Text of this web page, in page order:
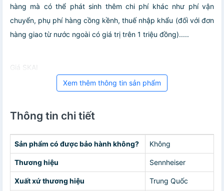
hàng mà có thể phát sinh thêm chi phí khác như phí vận
chuyển, phụ phí hàng cồng kềnh, thuế nhập khẩu (đối với đơn
hàng giao từ nước ngoài có giá trị trên 1 triệu đồng).....
Giá SKAI
Xem thêm thông tin sản phẩm
Thông tin chi tiết
Sản phẩm có được bảo hành không? Không
Thương hiệu Sennheiser
Xuất xứ thương hiệu Trung Quốc